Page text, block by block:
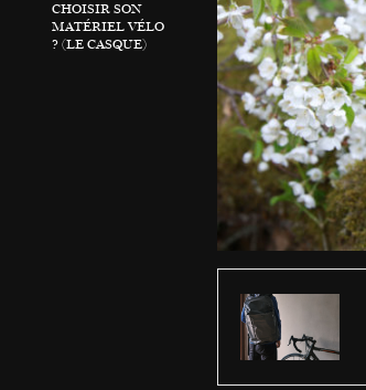
CHOISIR SON
MATÉRIEL VÉLO
? (LE CASQUE)